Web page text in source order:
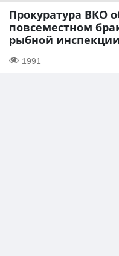
Прокуратура ВКО
повсеместном
рыбной
1991